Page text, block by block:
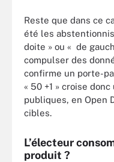
Reste que dans ce
été les
doite » ou « de
compulser des
confirme un porte-
« 50 +1 » croise
publiques, en Open
cibles.
L’électeur
produit ?